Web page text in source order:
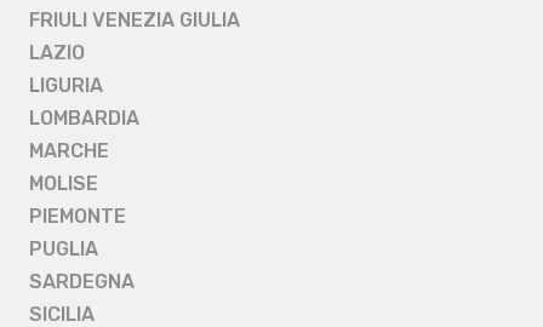
FRIULI VENEZIA GIULIA
LAZIO
LIGURIA
LOMBARDIA
MARCHE
MOLISE
PIEMONTE
PUGLIA
SARDEGNA
SICILIA